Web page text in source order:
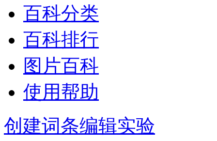
百科分类
百科排行
图片百科
使用帮助
创建词条编辑实验